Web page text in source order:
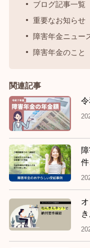
ブログ記事一覧
重要なお知らせ
障害年金ニュー
障害年金のこと
関連記事